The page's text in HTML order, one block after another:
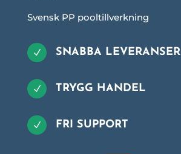
Svensk PP pooltillverkning
N SNABBA LEVERANSER
N TRYGG HANDEL
N FRI SUPPORT